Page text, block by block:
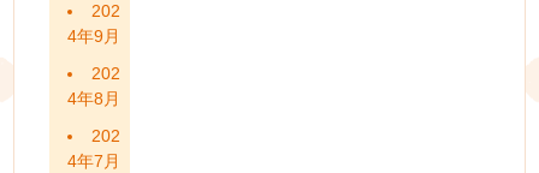
202
4年9月
202
4年8月
202
4年7月